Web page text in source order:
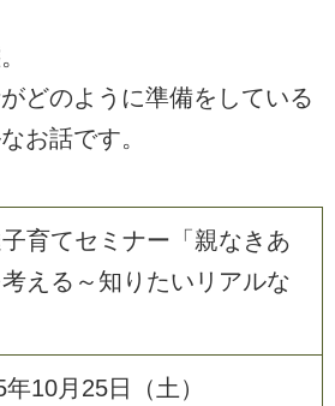
どのように準備をしている
お話です。
育てセミナー「親なきあ
考える～知りたいリアルな
年10月25日（土）